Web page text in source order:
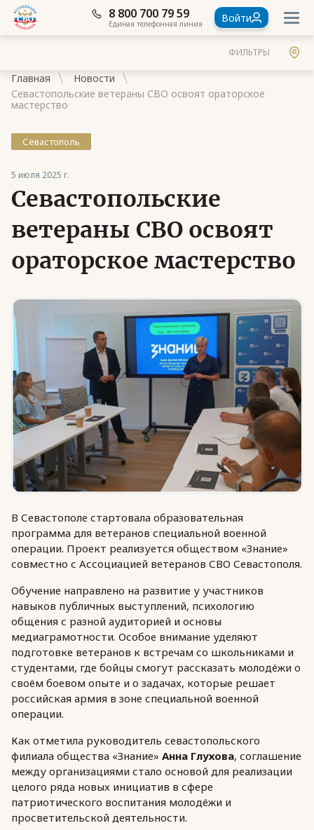
8 800 700 79 59
Единая телефонная линия Войти
ФИЛЬТРЫ
Главная
Новости
Севастопольские ветераны СВО освоят ораторское
мастерство
Севастополь
5 июля 2025 г.
Севастопольские
ветераны СВО освоят
ораторское мастерство
В Севастополе стартовала образовательная
программа для ветеранов специальной военной
операции. Проект реализуется обществом «Знание»
совместно с Ассоциацией ветеранов СВО Севастополя.
Обучение направлено на развитие у участников
навыков публичных выступлений, психологию
общения с разной аудиторией и основы
медиаграмотности. Особое внимание уделяют
подготовке ветеранов к встречам со школьниками и
студентами, где бойцы смогут рассказать молодёжи о
своём боевом опыте и о задачах, которые решает
российская армия в зоне специальной военной
операции.
Как отметила руководитель севастопольского
филиала общества «Знание» Анна Глухова, соглашение
между организациями стало основой для реализации
целого ряда новых инициатив в сфере
патриотического воспитания молодёжи и
просветительской деятельности.
Стать членом Ассоциации ветеранов СВО
Ассоциация в субъектах России
Частые вопросы
Юридическая помощь
Региональные меры поддержки